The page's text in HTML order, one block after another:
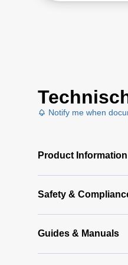
Notify me when
Product
Safety &
Guides & Manuals